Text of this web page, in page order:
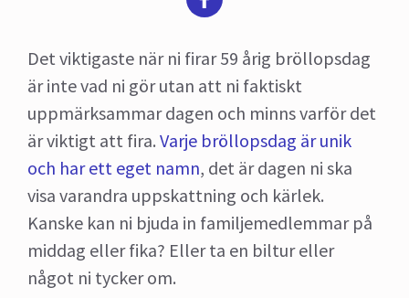
Det viktigaste när ni firar 59 årig bröllopsdag
är inte vad ni gör utan att ni faktiskt
uppmärksammar dagen och minns varför det
är viktigt att fira. Varje bröllopsdag är unik
och har ett eget namn, det är dagen ni ska
visa varandra uppskattning och kärlek.
Kanske kan ni bjuda in familjemedlemmar på
middag eller fika? Eller ta en biltur eller
något ni tycker om.